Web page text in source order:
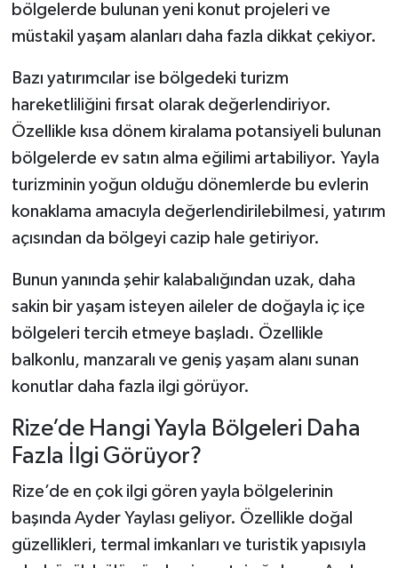
bölgelerde bulunan yeni konut projeleri ve
müstakil yaşam alanları daha fazla dikkat çekiyor.
Bazı yatırımcılar ise bölgedeki turizm
hareketliliğini fırsat olarak değerlendiriyor.
Özellikle kısa dönem kiralama potansiyeli bulunan
bölgelerde ev satın alma eğilimi artabiliyor. Yayla
turizminin yoğun olduğu dönemlerde bu evlerin
konaklama amacıyla değerlendirilebilmesi, yatırım
açısından da bölgeyi cazip hale getiriyor.
Bunun yanında şehir kalabalığından uzak, daha
sakin bir yaşam isteyen aileler de doğayla iç içe
bölgeleri tercih etmeye başladı. Özellikle
balkonlu, manzaralı ve geniş yaşam alanı sunan
konutlar daha fazla ilgi görüyor.
Rize’de Hangi Yayla Bölgeleri Daha
Fazla İlgi Görüyor?
Rize’de en çok ilgi gören yayla bölgelerinin
başında Ayder Yaylası geliyor. Özellikle doğal
güzellikleri, termal imkanları ve turistik yapısıyla